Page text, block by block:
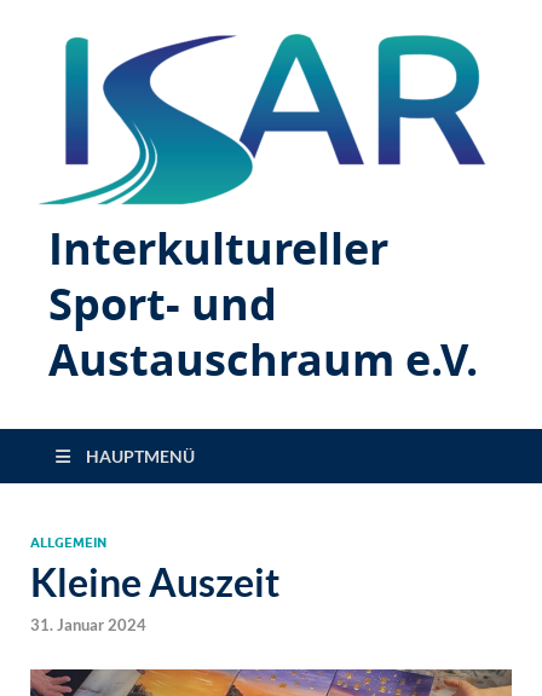
Interkultureller
Sport- und
Austauschraum e.V.
HAUPTMENÜ
ALLGEMEIN
Kleine Auszeit
31. Januar 2024